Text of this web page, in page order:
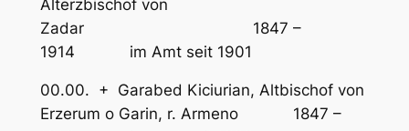
Alterzbischof von
Zadar 1847 –
1914 im Amt seit 1901
00.00. + Garabed Kiciurian, Altbischof von
Erzerum o Garin, r. Armeno 1847 –